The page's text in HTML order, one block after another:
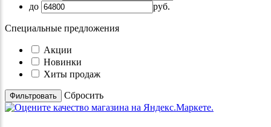
до
руб.
Специальные предложения
Акции
Новинки
Хиты продаж
Cбросить